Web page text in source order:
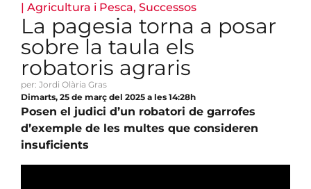
| Agricultura i Pesca, Successos
La pagesia torna a posar
sobre la taula els
robatoris agraris
per: Jordi Olària Gras
Dimarts, 25 de març del 2025 a les 14:28h
Posen el judici d’un robatori de garrofes
d’exemple de les multes que consideren
insuficients